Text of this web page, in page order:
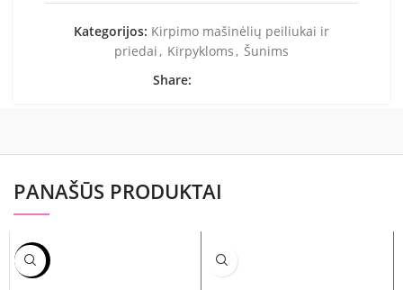
Kategorijos: Kirpimo mašinėlių peiliukai ir
priedai , Kirpykloms , Šunims
Share:
PANAŠŪS PRODUKTAI
-24%